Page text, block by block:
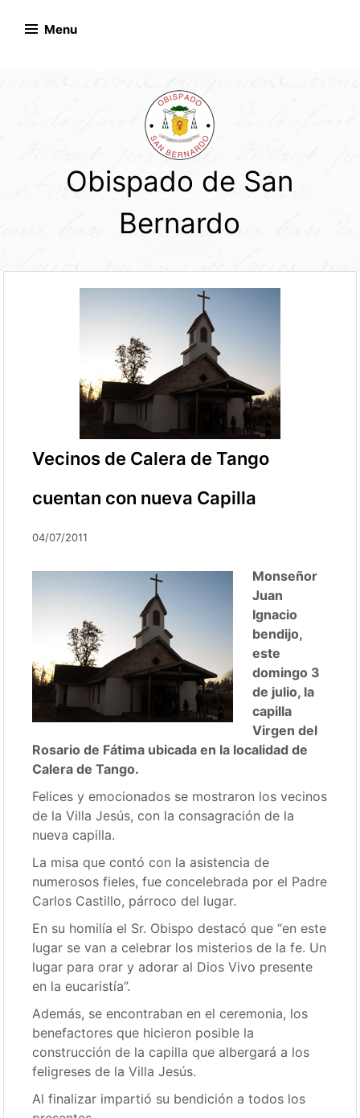
Menu
Obispado de San
Bernardo
Vecinos de Calera de Tango
cuentan con nueva Capilla
04/07/2011
Monseñor
Juan
Ignacio
bendijo,
este
domingo 3
de julio, la
capilla
Virgen del
Rosario de Fátima ubicada en la localidad de
Calera de Tango.
Felices y emocionados se mostraron los vecinos
de la Villa Jesús, con la consagración de la
nueva capilla.
La misa que contó con la asistencia de
numerosos fieles, fue concelebrada por el Padre
Carlos Castillo, párroco del lugar.
En su homilía el Sr. Obispo destacó que “en este
lugar se van a celebrar los misterios de la fe. Un
lugar para orar y adorar al Dios Vivo presente
en la eucaristía”.
Además, se encontraban en el ceremonia, los
benefactores que hicieron posible la
construcción de la capilla que albergará a los
feligreses de la Villa Jesús.
Al finalizar impartió su bendición a todos los